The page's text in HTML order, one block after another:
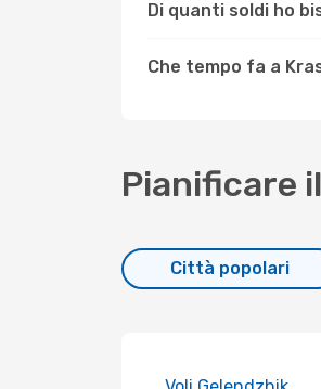
Di quanti soldi ho
Che tempo fa a
Pianificare
Città popolari